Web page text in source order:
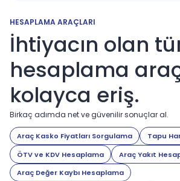
HESAPLAMA ARAÇLARI
İhtiyacın olan
hesaplama
kolayca eriş.
Birkaç adımda net ve güvenilir sonuçlar al.
Araç Kasko Fiyatları Sorgulama
Tapu
ÖTV ve KDV Hesaplama
Araç Yakıt
Araç Değer Kaybı Hesaplama